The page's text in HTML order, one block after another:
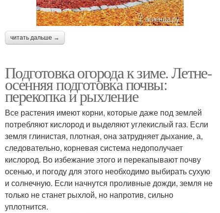
читать дальше →
Подготовка огорода к зиме. Летне-
осенняя подготовка почвы:
перекопка и рыхление
Все растения имеют корни, которые даже под землей
потребляют кислород и выделяют углекислый газ. Если
земля глинистая, плотная, она затрудняет дыхание, а,
следовательно, корневая система недополучает
кислород. Во избежание этого и перекапывают почву
осенью, и погоду для этого необходимо выбирать сухую
и солнечную. Если начнутся проливные дожди, земля не
только не станет рыхлой, но напротив, сильно
уплотнится.